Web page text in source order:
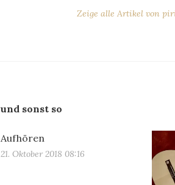
Zeige alle Artikel von
und sonst so
Aufhören
21. Oktober 2018 08:16